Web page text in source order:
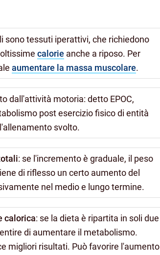
sono tessuti iperattivi, che richiedono
calorie anche a riposo. Per
aumentare la massa muscolare.
dall'attività motoria: detto EPOC,
post esercizio fisico di entità
svolto.
: se l'incremento è graduale, il peso
di riflesso un certo aumento del
nel medio e lungo termine.
calorica: se la dieta è ripartita in soli due
di aumentare il metabolismo.
migliori risultati. Può favorire l'aumento